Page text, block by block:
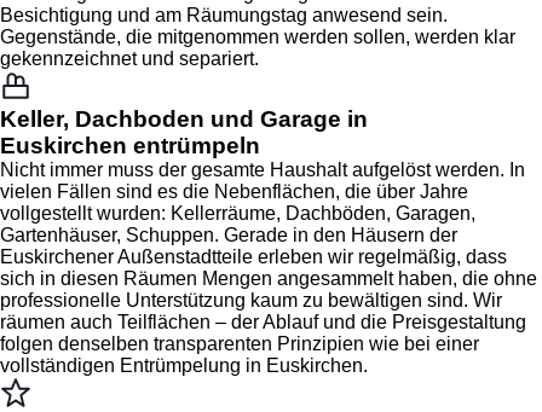
Besichtigung und am Räumungstag anwesend sein.
Gegenstände, die mitgenommen werden sollen, werden klar
gekennzeichnet und separiert.
Keller, Dachboden und Garage in
Euskirchen entrümpeln
Nicht immer muss der gesamte Haushalt aufgelöst werden. In
vielen Fällen sind es die Nebenflächen, die über Jahre
vollgestellt wurden: Kellerräume, Dachböden, Garagen,
Gartenhäuser, Schuppen. Gerade in den Häusern der
Euskirchener Außenstadtteile erleben wir regelmäßig, dass
sich in diesen Räumen Mengen angesammelt haben, die ohne
professionelle Unterstützung kaum zu bewältigen sind. Wir
räumen auch Teilflächen – der Ablauf und die Preisgestaltung
folgen denselben transparenten Prinzipien wie bei einer
vollständigen Entrümpelung in Euskirchen.